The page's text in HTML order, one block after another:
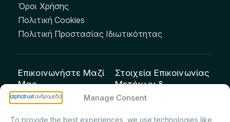
Manage Consent
To provide the best experiences, we use technologies like
Όροι Χρήσης
Πολιτική Cookies
Πολιτική Προστασίας Ιδιωτικότητας
Επικοινωνήστε Μαζί
Μας
info@andromeda.eu
Στοιχεία Επικοινωνίας
Μετόχων &
Επενδυτών: